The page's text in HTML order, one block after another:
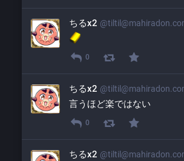
ちるx2 @
0
ちるx2 @
言うほど楽ではない
0
ちるx2 @